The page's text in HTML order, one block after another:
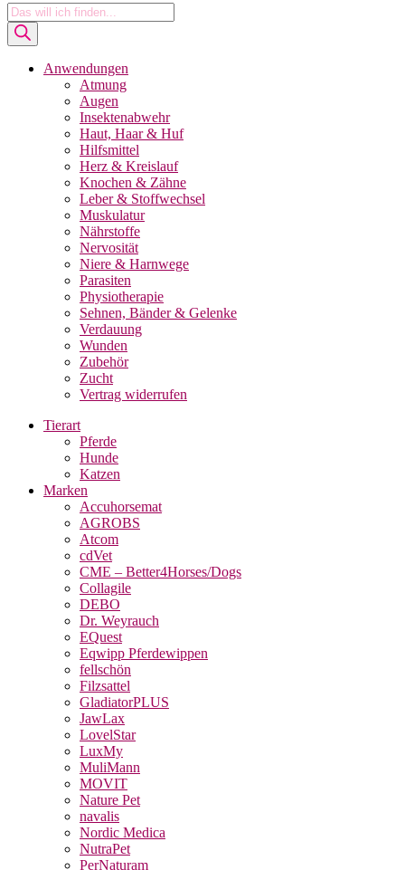
Products
search
Anwendungen
Atmung
Augen
Insektenabwehr
Haut, Haar & Huf
Hilfsmittel
Herz & Kreislauf
Knochen & Zähne
Leber & Stoffwechsel
Muskulatur
Nährstoffe
Nervosität
Niere & Harnwege
Parasiten
Physiotherapie
Sehnen, Bänder & Gelenke
Verdauung
Wunden
Zubehör
Zucht
Vertrag widerrufen
Tierart
Pferde
Hunde
Katzen
Marken
Accuhorsemat
AGROBS
Atcom
cdVet
CME – Better4Horses/Dogs
Collagile
DEBO
Dr. Weyrauch
EQuest
Eqwipp Pferdewippen
fellschön
Filzsattel
GladiatorPLUS
JawLax
LovelStar
LuxMy
MuliMann
MOVIT
Nature Pet
navalis
Nordic Medica
NutraPet
PerNaturam